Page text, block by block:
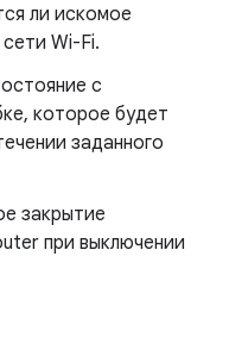
ли искомое
Wi-Fi.
с
которое будет
заданного
закрытие
при выключении